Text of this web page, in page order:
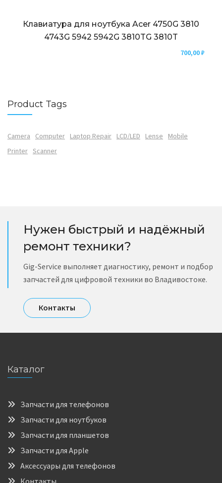
Клавиатура для ноутбука Acer 4750G 3810
4743G 5942 5942G 3810TG 3810T
700,00₽
Product Tags
Camera Computer Laptop Repair LCD/LED Lense
Mobile
Printer Scanner
Нужен быстрый и надёжный
ремонт техники?
Gig-Service выполняет диагностику, ремонт и подбор
запчастей для цифровой техники во Владивостоке.
Контакты
Каталог
Запчасти для телефонов
Запчасти для ноутбуков
Запчасти для планшетов
Запчасти для Apple
Аксессуары для телефонов
Контакты